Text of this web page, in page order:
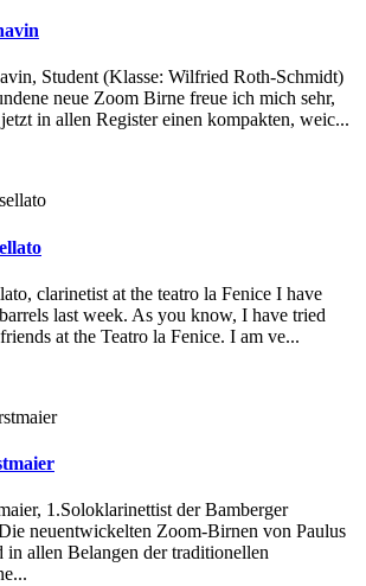
Student (Klasse: Wilfried Roth-Schmidt)
neue Zoom Birne freue ich mich sehr,
in allen Register einen kompakten, weic...
clarinetist at the teatro la Fenice I have
last week. As you know, I have tried
at the Teatro la Fenice. I am ve...
1.Soloklarinettist der Bamberger
neuentwickelten Zoom-Birnen von Paulus
in allen Belangen der traditionellen